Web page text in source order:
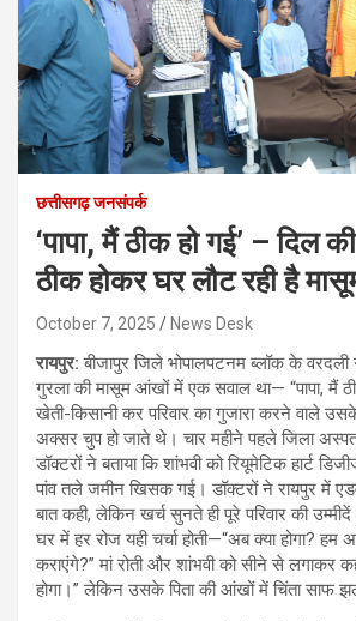
छत्तीसगढ़ जनसंपर्क
‘पापा, मैं ठीक हो गई’ – दिल
ठीक होकर घर लौट रही है
October 7, 2025 News Desk
रायपुर:बीजापुर जिले भोपालपटनम ब्लॉक के वरदली
गुरला की मासूम आंखों में एक सवाल था— “पापा, मैं
खेती-किसानी कर परिवार का गुजारा करने वाले
अक्सर चुप हो जाते थे। चार महीने पहले जिला
डॉक्टरों ने बताया कि शांभवी को रियूमेटिक हार्ट
पांव तले जमीन खिसक गई। डॉक्टरों ने रायपुर में
बात कही, लेकिन खर्च सुनते ही पूरे परिवार की
घर में हर रोज यही चर्चा होती—“अब क्या होगा?
कराएंगे?” मां रोती और शांभवी को सीने से लगाकर
होगा।” लेकिन उसके पिता की आंखों में चिंता साफ